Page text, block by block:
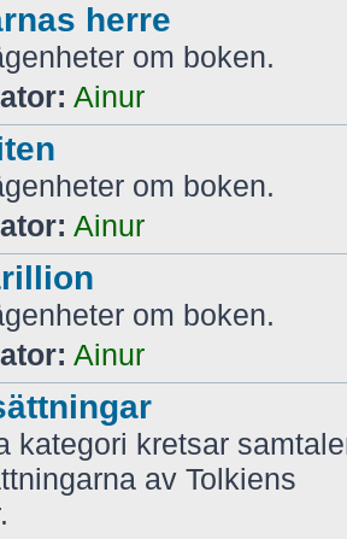
herre
om boken.
Ainur
om boken.
Ainur
om boken.
Ainur
kategori kretsar
av Tolkiens